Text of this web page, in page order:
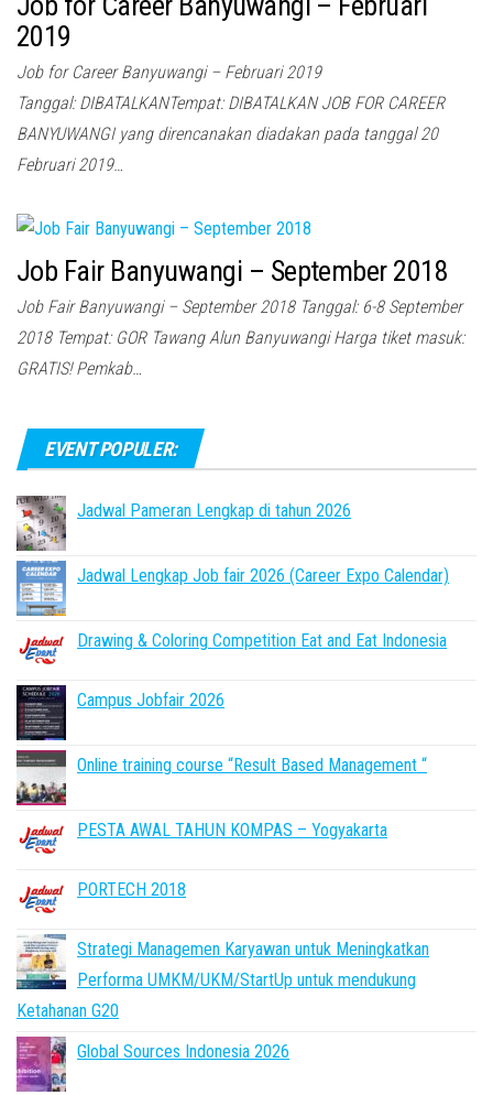
2019
Job for Career Banyuwangi – Februari 2019
Tanggal: DIBATALKANTempat: DIBATALKAN JOB FOR CAREER
BANYUWANGI yang direncanakan diadakan pada tanggal 20
Februari 2019…
Job Fair Banyuwangi – September 2018
Job Fair Banyuwangi – September 2018 Tanggal: 6-8 September
2018 Tempat: GOR Tawang Alun Banyuwangi Harga tiket masuk:
GRATIS! Pemkab…
EVENT POPULER:
Jadwal Pameran Lengkap di tahun 2026
Jadwal Lengkap Job fair 2026 (Career Expo Calendar)
Drawing & Coloring Competition Eat and Eat Indonesia
Campus Jobfair 2026
Online training course “Result Based Management “
PESTA AWAL TAHUN KOMPAS – Yogyakarta
PORTECH 2018
Strategi Managemen Karyawan untuk Meningkatkan
Performa UMKM/UKM/StartUp untuk mendukung
Ketahanan G20
Global Sources Indonesia 2026